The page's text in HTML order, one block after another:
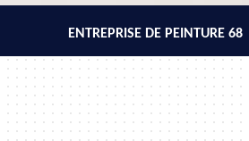
ENTREPRISE DE PEINTURE 68